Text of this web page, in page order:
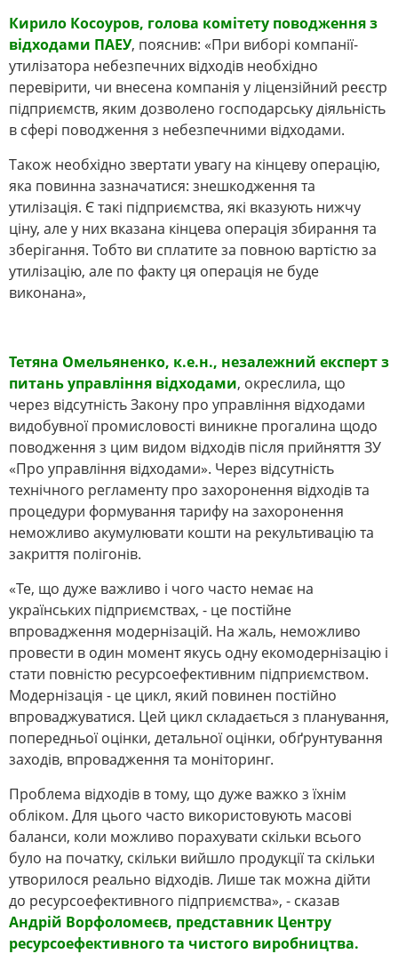
Кирило Косоуров, голова комітету поводження з
відходами ПАЕУ, пояснив: «При виборі компанії-
утилізатора небезпечних відходів необхідно
перевірити, чи внесена компанія у ліцензійний реєстр
підприємств, яким дозволено господарську діяльність
в сфері поводження з небезпечними відходами.
Також необхідно звертати увагу на кінцеву операцію,
яка повинна зазначатися: знешкодження та
утилізація. Є такі підприємства, які вказують нижчу
ціну, але у них вказана кінцева операція збирання та
зберігання. Тобто ви сплатите за повною вартістю за
утилізацію, але по факту ця операція не буде
виконана»,
Тетяна Омельяненко, к.е.н., незалежний експерт з
питань управління відходами, окреслила, що
через відсутність Закону про управління відходами
видобувної промисловості виникне прогалина щодо
поводження з цим видом відходів після прийняття ЗУ
«Про управління відходами». Через відсутність
технічного регламенту про захоронення відходів та
процедури формування тарифу на захоронення
неможливо акумулювати кошти на рекультивацію та
закриття полігонів.
«Те, що дуже важливо і чого часто немає на
українських підприємствах, - це постійне
впровадження модернізацій. На жаль, неможливо
провести в один момент якусь одну екомодернізацію і
стати повністю ресурсоефективним підприємством.
Модернізація - це цикл, який повинен постійно
впроваджуватися. Цей цикл складається з планування,
попередньої оцінки, детальної оцінки, обґрунтування
заходів, впровадження та моніторинг.
Проблема відходів в тому, що дуже важко з їхнім
обліком. Для цього часто використовують масові
баланси, коли можливо порахувати скільки всього
було на початку, скільки вийшло продукції та скільки
утворилося реально відходів. Лише так можна дійти
до ресурсоефективного підприємства», - сказав
Андрій Ворфоломеєв, представник Центру
ресурсоефективного та чистого виробництва.